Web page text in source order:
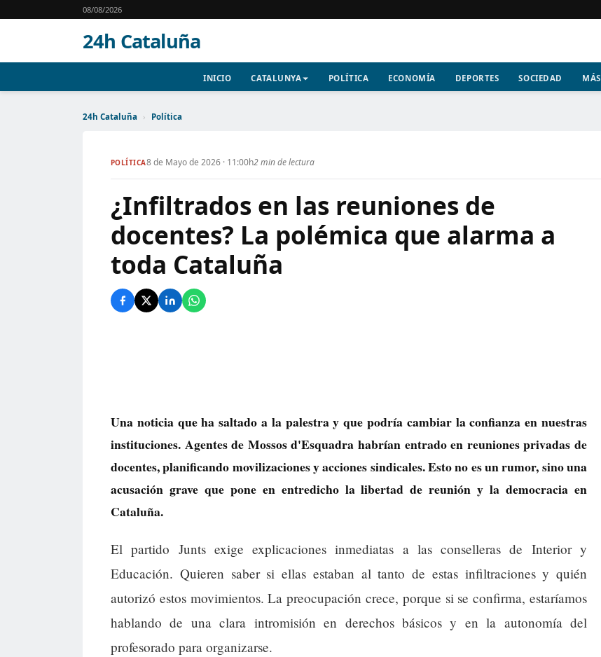
08/08/2026
24h Cataluña
INICIO CATALUNYA POLÍTICA ECONOMÍA DEPORTES SOCIEDAD MÁS
24h Cataluña › Política
POLÍTICA8 de Mayo de 2026 · 11:00h2 min de lectura
¿Infiltrados en las reuniones de
docentes? La polémica que alarma a
toda Cataluña
Una noticia que ha saltado a la palestra y que podría cambiar la confianza en nuestras
instituciones. Agentes de Mossos d'Esquadra habrían entrado en reuniones privadas de
docentes, planificando movilizaciones y acciones sindicales. Esto no es un rumor, sino una
acusación grave que pone en entredicho la libertad de reunión y la democracia en
Cataluña.
El partido Junts exige explicaciones inmediatas a las conselleras de Interior y
Educación. Quieren saber si ellas estaban al tanto de estas infiltraciones y quién
autorizó estos movimientos. La preocupación crece, porque si se confirma, estaríamos
hablando de una clara intromisión en derechos básicos y en la autonomía del
profesorado para organizarse.